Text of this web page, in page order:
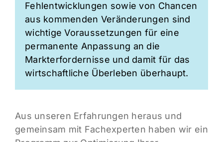
Fehlentwicklungen sowie von Chancen
aus kommenden Veränderungen sind
wichtige Voraussetzungen für eine
permanente Anpassung an die
Markterfordernisse und damit für das
wirtschaftliche Überleben überhaupt.
Aus unseren Erfahrungen heraus und
gemeinsam mit Fachexperten haben wir ein